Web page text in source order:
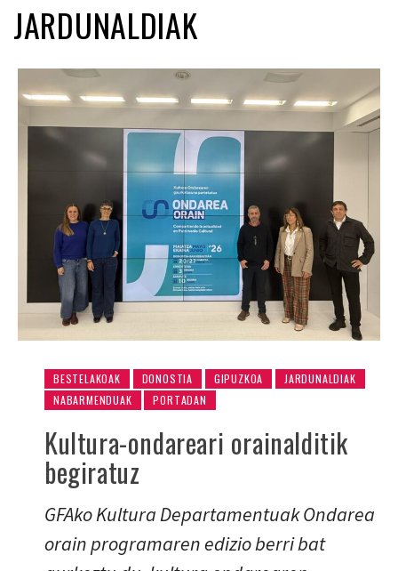
JARDUNALDIAK
BESTELAKOAK DONOSTIA GIPUZKOA
JARDUNALDIAK
NABARMENDUAK
PORTADAN
Kultura-ondareari orainalditik
begiratuz
GFAko Kultura Departamentuak Ondarea
orain programaren edizio berri bat